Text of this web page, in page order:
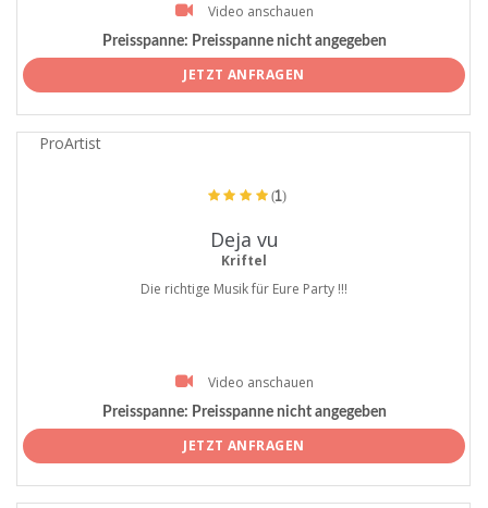
Video anschauen
Preisspanne: Preisspanne nicht angegeben
JETZT ANFRAGEN
ProArtist
(1)
Deja vu
Kriftel
Die richtige Musik für Eure Party !!!
Video anschauen
Preisspanne: Preisspanne nicht angegeben
JETZT ANFRAGEN